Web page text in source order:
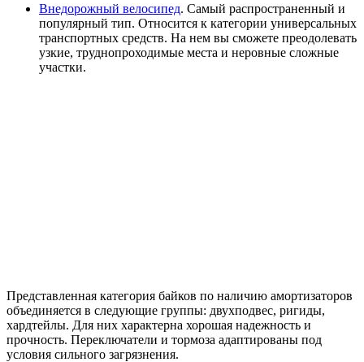
Внедорожный велосипед. Самый распространенный и
популярный тип. Относится к категории универсальных
транспортных средств. На нем вы сможете преодолевать
узкие, труднопроходимые места и неровные сложные
участки.
Представленная категория байков по наличию амортизаторов
объединяется в следующие группы: двухподвес, ригиды,
хардтейлы. Для них характерна хорошая надежность и
прочность. Переключатели и тормоза адаптированы под
условия сильного загрязнения.